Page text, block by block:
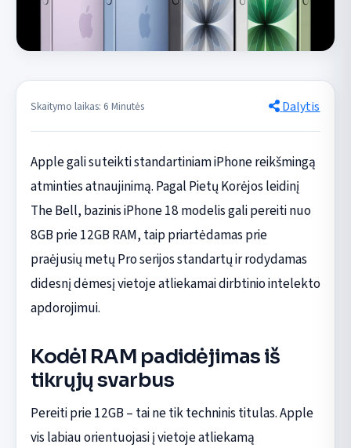
Skaitymo laikas: 6 Minutės Dalytis
Apple gali suteikti standartiniam iPhone reikšmingą
atminties atnaujinimą. Pagal Pietų Korėjos leidinį
The Bell, bazinis iPhone 18 modelis gali pereiti nuo
8GB prie 12GB RAM, taip priartėdamas prie
praėjusių metų Pro serijos standartų ir rodydamas
didesnį dėmesį vietoje atliekamai dirbtinio intelekto
apdorojimui.
Kodėl RAM padidėjimas iš
tikrųjų svarbus
Pereiti prie 12GB – tai ne tik techninis titulas. Apple
vis labiau orientuojasi į vietoje atliekamą